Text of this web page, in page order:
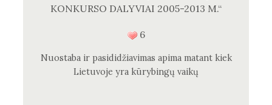
KONKURSO DALYVIAI 2005-2013 M.“
6
Nuostaba ir pasididžiavimas apima matant kiek
Lietuvoje yra kūrybingų vaikų